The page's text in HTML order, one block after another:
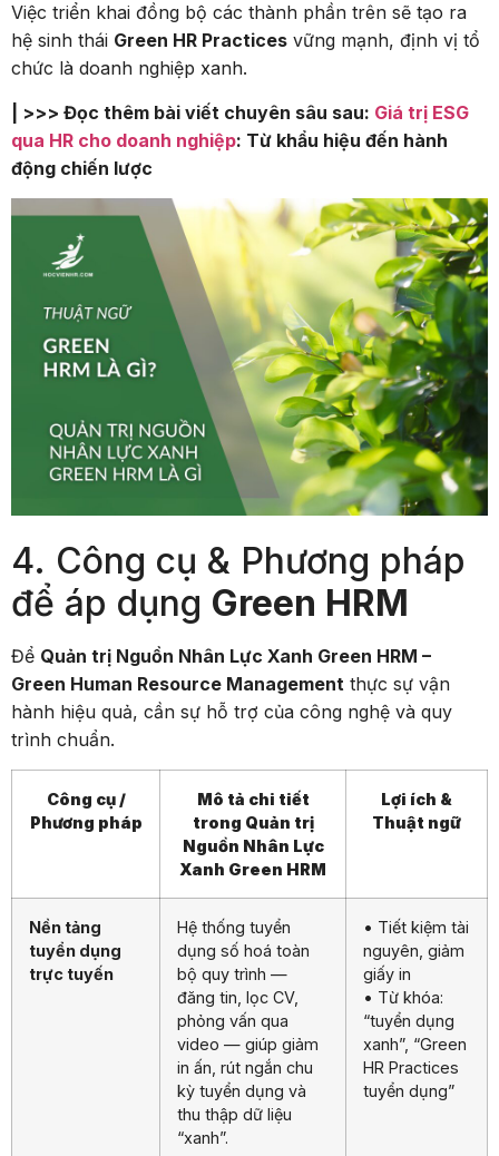
Việc triển khai đồng bộ các thành phần trên sẽ tạo ra
hệ sinh thái Green HR Practices vững mạnh, định vị tổ
chức là doanh nghiệp xanh.
| >>> Đọc thêm bài viết chuyên sâu sau: Giá trị ESG
qua HR cho doanh nghiệp: Từ khẩu hiệu đến hành
động chiến lược
4. Công cụ & Phương pháp
để áp dụng Green HRM
Để Quản trị Nguồn Nhân Lực Xanh Green HRM –
Green Human Resource Management thực sự vận
hành hiệu quả, cần sự hỗ trợ của công nghệ và quy
trình chuẩn.
Công cụ /
Phương pháp
Mô tả chi tiết
trong Quản trị
Nguồn Nhân Lực
Xanh Green HRM
Lợi ích &
Thuật ngữ
Nền tảng
tuyển dụng
trực tuyến
Hệ thống tuyển
dụng số hoá toàn
bộ quy trình —
đăng tin, lọc CV,
phỏng vấn qua
video — giúp giảm
in ấn, rút ngắn chu
kỳ tuyển dụng và
thu thập dữ liệu
“xanh”.
• Tiết kiệm tài
nguyên, giảm
giấy in
• Từ khóa:
“tuyển dụng
xanh”, “Green
HR Practices
tuyển dụng”